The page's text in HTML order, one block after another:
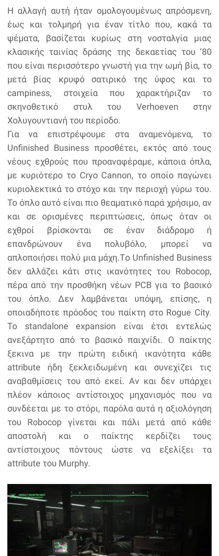
Η αλλαγή αυτή ήταν ομολογουμένως απρόσμενη,
έως και τολμηρή για έναν τίτλο που, κακά τα
ψέματα, βασίζεται κυρίως στη νοσταλγία μιας
κλασικής ταινίας δράσης της δεκαετίας του ’80
που είναι περισσότερο γνωστή για την ωμή βία, το
μετά βίας κρυφό σατιρικό της ύφος και το
campiness, στοιχεία που χαρακτήριζαν το
σκηνοθετικό στυλ του Verhoeven στην
Χολυγουντιανή του περίοδο.
Για να επιστρέψουμε στα αναμενόμενα, το
Unfinished Business προσθέτει, εκτός από τους
νέους εχθρούς που προαναφέραμε, κάποια όπλα,
με κυριότερο το Cryo Cannon, το οποίο παγώνει
κυριολεκτικά το στόχο και την περιοχή γύρω του.
Το όπλο αυτό είναι πιο θεαματικό παρά χρήσιμο, αν
και σε ορισμένες περιπτώσεις, όπως όταν οι
εχθροί βρίσκονται σε έναν διάδρομο ή
επανδρώνουν ένα πολυβόλο, μπορεί να
απλοποιήσει πολύ μια μάχη.Tο Unfinished Business
δεν αλλάζει κάτι στις ικανότητες του Robocop,
πέρα από την προσθήκη νέων PCB για το βασικό
του όπλο. Δεν λαμβάνεται υπόψη, επίσης, η
οποιαδήποτε πρόοδος του παίκτη στο Rogue City.
Το standalone expansion είναι έτσι εντελώς
ανεξάρτητο από το βασικό παιχνίδι. Ο παίκτης
ξεκινα με την πρώτη ειδική ικανότητα κάθε
attribute ήδη ξεκλειδωμένη και συνεχίζει τις
αναβαθμίσεις του από εκεί. Αν και δεν υπάρχει
πλέον κάποιος αντίστοιχος μηχανισμός που να
συνδέεται με το στόρι, παρόλα αυτά η αξιολόγηση
του Robocop γίνεται και πάλι μετά από κάθε
αποστολή και ο παίκτης κερδίζει τους
αντίστοιχους πόντους ώστε να εξελίξει τα
attribute του Murphy.